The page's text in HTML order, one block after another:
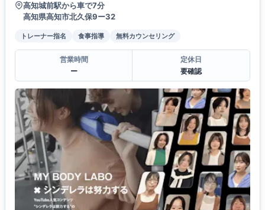
高知城前駅から車で7分
高知県高知市北久保9ー32
トレーナー指名 食事指導 無料カウンセリング
営業時間
ー
定休日
要確認